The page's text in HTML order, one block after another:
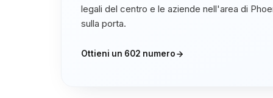
legali del centro e le aziende nell'area di
sulla porta.
Ottieni un 602 numero